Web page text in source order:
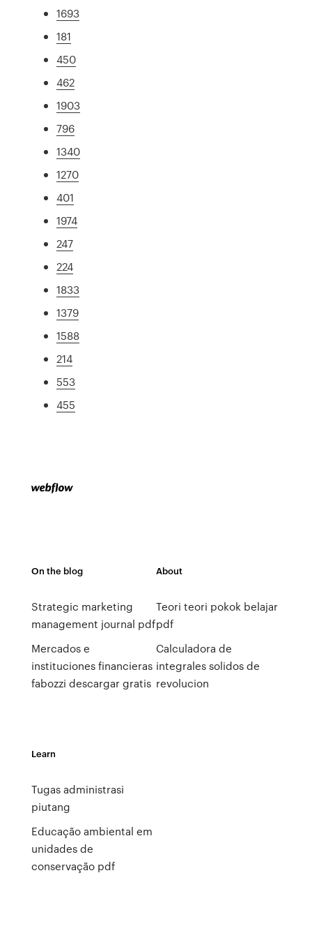
1693
181
450
462
1903
796
1340
1270
401
1974
247
224
1833
1379
1588
214
553
455
On the blog
Strategic marketing
management journal pdf
Mercados e
instituciones financieras
fabozzi descargar gratis
About
Teori teori pokok belajar
pdf
Calculadora de
integrales solidos de
revolucion
Learn
Tugas administrasi
piutang
Educação ambiental em
unidades de
conservação pdf